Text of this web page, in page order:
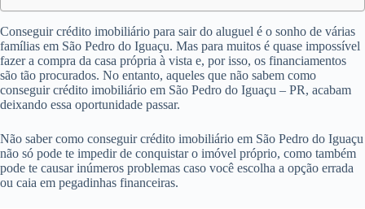
Conseguir crédito imobiliário para sair do aluguel é o sonho de várias
famílias em São Pedro do Iguaçu. Mas para muitos é quase impossível
fazer a compra da casa própria à vista e, por isso, os financiamentos
são tão procurados. No entanto, aqueles que não sabem como
conseguir crédito imobiliário em São Pedro do Iguaçu – PR, acabam
deixando essa oportunidade passar.
Não saber como conseguir crédito imobiliário em São Pedro do Iguaçu
não só pode te impedir de conquistar o imóvel próprio, como também
pode te causar inúmeros problemas caso você escolha a opção errada
ou caia em pegadinhas financeiras.